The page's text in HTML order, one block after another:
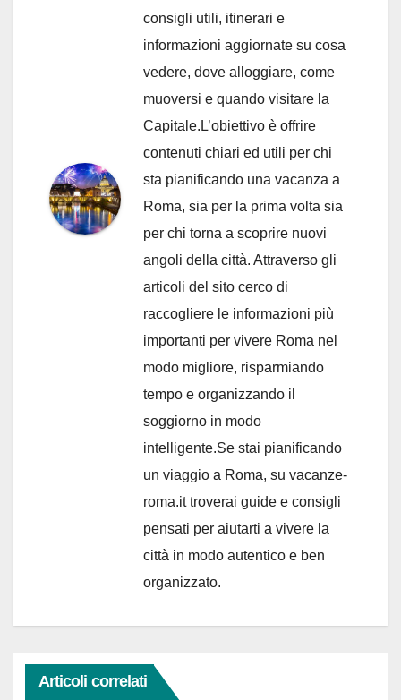
consigli utili, itinerari e
informazioni aggiornate su cosa
vedere, dove alloggiare, come
muoversi e quando visitare la
Capitale.L’obiettivo è offrire
contenuti chiari ed utili per chi
sta pianificando una vacanza a
Roma, sia per la prima volta sia
per chi torna a scoprire nuovi
angoli della città. Attraverso gli
articoli del sito cerco di
raccogliere le informazioni più
importanti per vivere Roma nel
modo migliore, risparmiando
tempo e organizzando il
soggiorno in modo
intelligente.Se stai pianificando
un viaggio a Roma, su vacanze-
roma.it troverai guide e consigli
pensati per aiutarti a vivere la
città in modo autentico e ben
organizzato.
Articoli correlati